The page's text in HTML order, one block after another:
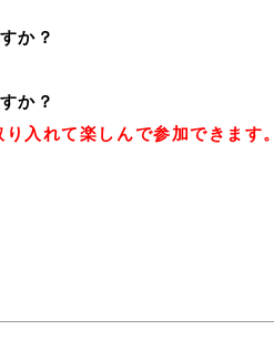
か？
か？
入れて楽しんで参加できます。